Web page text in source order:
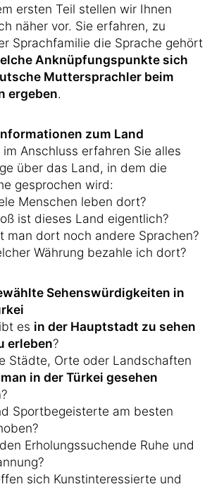
ersten Teil stellen wir Ihnen
näher vor. Sie erfahren, zu
Sprachfamilie die Sprache gehört
Anknüpfungspunkte sich
Muttersprachler beim
ergeben.
zum Land
im Anschluss erfahren Sie alles
über das Land, in dem die
gesprochen wird:
Menschen leben dort?
ist dieses Land eigentlich?
man dort noch andere Sprachen?
Währung bezahle ich dort?
Sehenswürdigkeiten in
es in der Hauptstadt zu sehen
erleben?
Städte, Orte oder Landschaften
in der Türkei gesehen
?
Sportbegeisterte am besten
Erholungssuchende Ruhe und
sich Kunstinteressierte und